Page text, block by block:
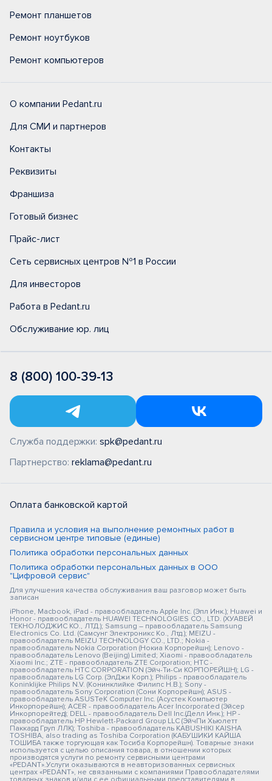
Ремонт планшетов
Ремонт ноутбуков
Ремонт компьютеров
О компании Pedant.ru
Для СМИ и партнеров
Контакты
Реквизиты
Франшиза
Готовый бизнес
Прайс-лист
Сеть сервисных центров №1 в России
Для инвесторов
Работа в Pedant.ru
Обслуживание юр. лиц
8 (800) 100-39-13
Служба поддержки: spk@pedant.ru
Партнерство: reklama@pedant.ru
Оплата банковской картой
Правила и условия на выполнение ремонтных работ в
сервисном центре типовые (единые)
Политика обработки персональных данных
Политика обработки персональных данных в ООО
"Цифровой сервис"
Для улучшения качества обслуживания ваш разговор может быть
записан
iPhone, Macbook, iPad - правообладатель Apple Inc. (Эпл Инк.); Huawei и
Honor - правообладатель HUAWEI TECHNOLOGIES CO., LTD. (ХУАВЕЙ
ТЕКНОЛОДЖИС КО., ЛТД.); Samsung – правообладатель Samsung
Electronics Co. Ltd. (Самсунг Электроникс Ко., Лтд.); MEIZU -
правообладатель MEIZU TECHNOLOGY CO., LTD.; Nokia -
правообладатель Nokia Corporation (Нокиа Корпорейшн); Lenovo -
правообладатель Lenovo (Beijing) Limited; Xiaomi - правообладатель
Xiaomi Inc.; ZTE - правообладатель ZTE Corporation; HTC -
правообладатель HTC CORPORATION (Эйч-Ти-Си КОРПОРЕЙШН); LG -
правообладатель LG Corp. (ЭлДжи Корп.); Philips - правообладатель
Koninklijke Philips N.V. (Конинклийке Филипс Н.В.); Sony -
правообладатель Sony Corporation (Сони Корпорейшн); ASUS -
правообладатель ASUSTeK Computer Inc. (Асустек Компьютер
Инкорпорейшн); ACER - правообладатель Acer Incorporated (Эйсер
Инкорпорейтед); DELL - правообладатель Dell Inc.(Делл Инк.); HP -
правообладатель HP Hewlett-Packard Group LLC (ЭйчПи Хьюлетт
Паккард Груп ЛЛК); Toshiba - правообладатель KABUSHIKI KAISHA
TOSHIBA, also trading as Toshiba Corporation (КАБУШИКИ КАЙША
ТОШИБА также торгующая как Тосиба Корпорейшн). Товарные знаки
используется с целью описания товара, в отношении которых
производятся услуги по ремонту сервисными центрами
«PEDANT».Услуги оказываются в неавторизованных сервисных
центрах «PEDANT», не связанными с компаниями Правообладателями